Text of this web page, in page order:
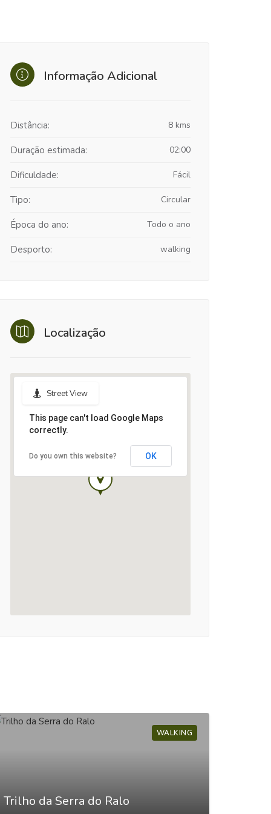
Informação Adicional
Distância: 8 kms
Duração estimada: 02:00
Dificuldade: Fácil
Tipo: Circular
Época do ano: Todo o ano
Desporto: walking
Localização
This page can't load Google Maps
correctly.
Do you own this website? OK
Street View
WALKING
Trilho da Serra do Ralo